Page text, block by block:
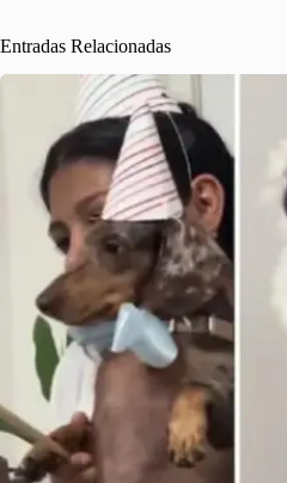
Entradas Relacionadas